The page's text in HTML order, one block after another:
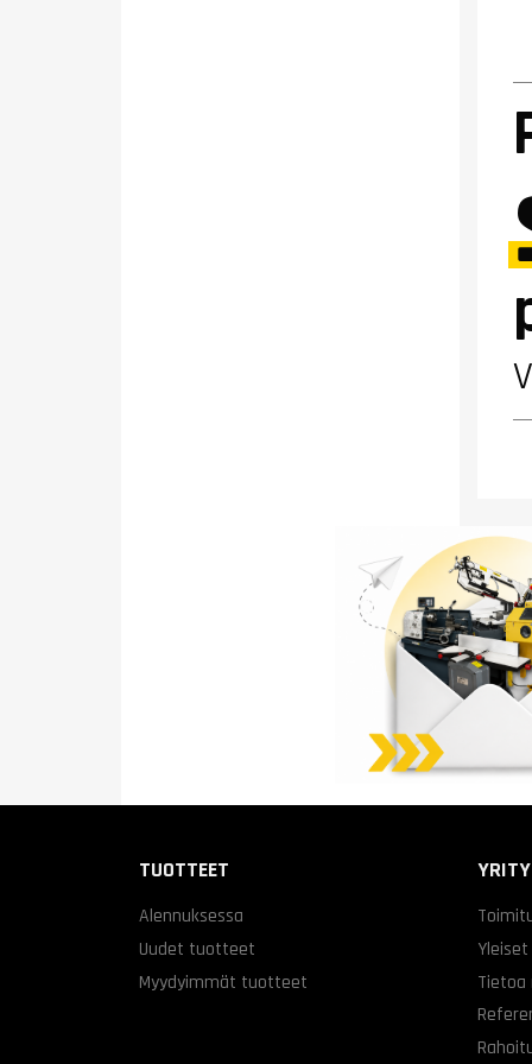
TUOTTEET
Alennuksessa
Uudet tuotteet
Myydyimmät tuotteet